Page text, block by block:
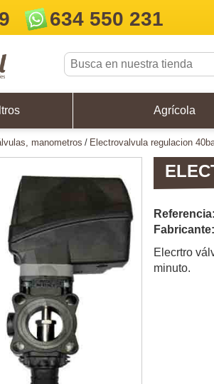
634 550 231
Agrícola
manometros electrovalvula regulacion
Fabricante:
Elecrtro
minuto.